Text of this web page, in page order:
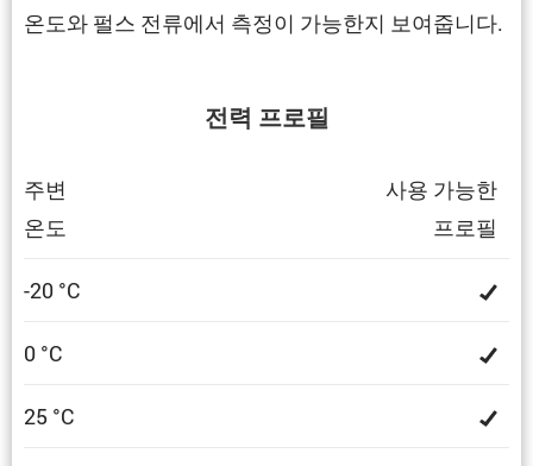
온도와 펄스 전류에서 측정이 가능한지 보여줍니다.
전력 프로필
주변
온도
사용 가능한
프로필
-20 °C
0 °C
25 °C